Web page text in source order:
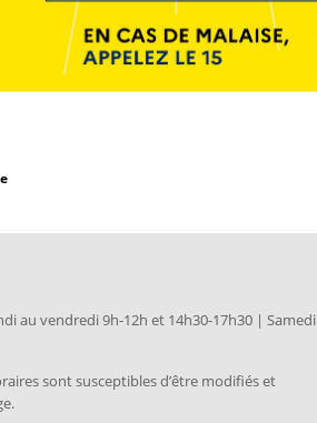
au vendredi 9h-12h et 14h30-17h30 | Samedi
sont susceptibles d’être modifiés et